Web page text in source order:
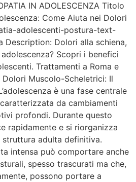
IN ADOLESCENZA Titolo
Come Aiuta nei Dolori
adolescenti-postura-text-
Description: Dolori alla schiena,
Scopri i benefici
Trattamenti a Roma e
Muscolo-Scheletrici: Il
è una fase centrale
da cambiamenti
profondi. Durante questo
rapidamente e si riorganizza
struttura adulta definitiva.
intensa può comportare anche
spesso trascurati ma che,
possono portare a